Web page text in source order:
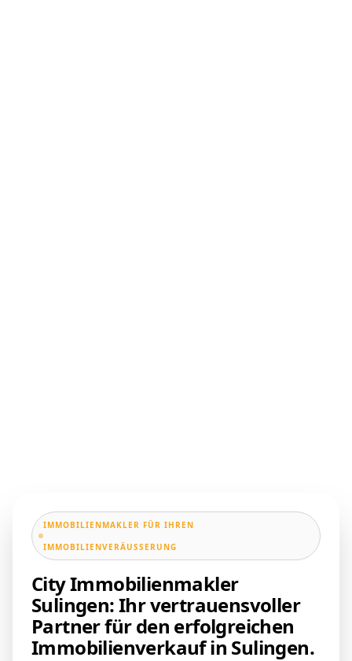
IMMOBILIENMAKLER FÜR IHREN
IMMOBILIENVERÄUSSERUNG
City Immobilienmakler
Sulingen: Ihr vertrauensvoller
Partner für den erfolgreichen
Immobilienverkauf in Sulingen.